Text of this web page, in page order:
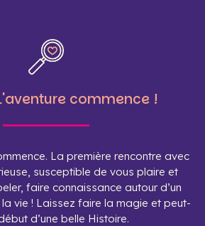
commence !
La première rencontre avec
susceptible de vous plaire et
faire connaissance autour d’un
vie ! Laissez faire la magie et peut-
d’une belle Histoire.